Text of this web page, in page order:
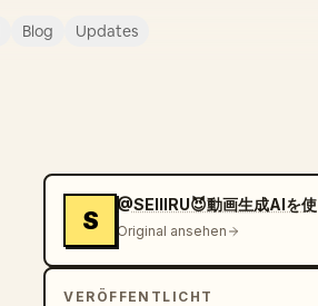
Blog Updates
S
@SEIIIRU😈動画生成AIを
Original ansehen
VERÖFFENTLICHT